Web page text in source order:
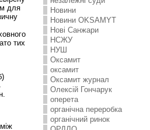
для
тих
Новини
Новини OKSAMYT
Нові Санжари
НСЖУ
НУШ
Оксамит
оксамит
Оксамит журнал
Олексій Гончарук
оперета
органічна переробка
органічний ринок